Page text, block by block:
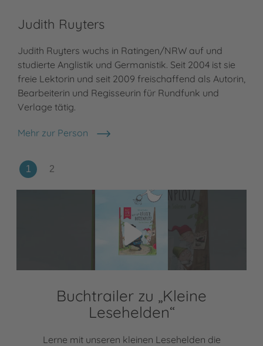
Judith Ruyters
Judith Ruyters wuchs in Ratingen/NRW auf und
studierte Anglistik und Germanistik. Seit 2004 ist sie
freie Lektorin und seit 2009 freischaffend als Autorin,
Bearbeiterin und Regisseurin für Rundfunk und
Verlage tätig.
Mehr zur Person
Judith Ruyters
Buchtrailer zu „Kleine
Lesehelden“
Lerne mit unseren kleinen Lesehelden die